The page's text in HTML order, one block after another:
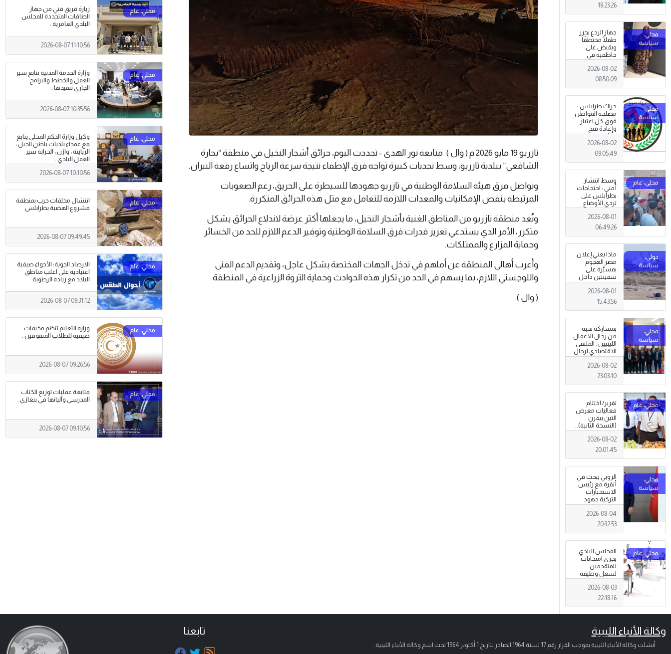
18:23:26
جهاز الردع يحرر
طفلًا مختطفًا
ويقبض على
خاطفيه في
طرابلس
2026-08-02
08:50:09
حراك طرابلس :
مصلحة المواطن
فوق كل اعتبار
وإعادة فتح
المؤسسات
جاءت استجابةً
للإرادة الشعبية
2026-08-02
09:05:49
وسط انتشار
أمني : احتجاجات
بطرابلس على
تردي الأوضاع
المعيشية وتدني
الخدمات العامة .
2026-08-01
06:49:26
ماذا يعني إعلان
مصر الهجوم
بمسيّرة على
سفينتين داخل
ميناء دمياط؟
(قراءة تحليلية)
2026-08-01
15:43:56
بمشاركة نخبة
من رجال الاعمال
الليبيين : الملتقى
الاقتصادي لرجال
الاعمال 2026
تبدأ فعاليات
بمدينة سرت .
2026-08-02
23:03:10
تقرير/ اختتام
فعاليات معرض
التين بيفرن
(النسخة الثانية)..
تظاهرة وطنية
وصمود
للمزارعين في
2026-08-02
20:01:45
الزوبي يبحث في
أنقرة مع رئيس
الاستخبارات
التركية جهود
توحيد المؤسسة
العسكرية على
أسس مهنية
2026-08-04
20:32:53
المجلس البلدي
يجري امتحانات
للمتقدمين
لشغل وظيفة
مختار محلة .
2026-08-03
22:18:16
تازربو 19 مايو 2026 م ( وال ) متابعة نور الهدى - تجددت اليوم، حرائق أشجار النخيل في منطقة “بحارة
الشافعي” ببلدية تازربو، وسط تحديات كبيرة تواجه فرق الإطفاء نتيجة سرعة الرياح واتساع رقعة النيران.
وتواصل فرق هيئة السلامة الوطنية في تازربو جهودها للسيطرة على الحريق، رغم الصعوبات
المرتبطة بنقص الإمكانيات والمعدات اللازمة للتعامل مع مثل هذه الحرائق المتكررة.
وتُعد منطقة تازربو من المناطق الغنية بأشجار النخيل، ما يجعلها أكثر عرضة لاندلاع الحرائق بشكل
متكرر، الأمر الذي يستدعي تعزيز قدرات فرق السلامة الوطنية وتوفير الدعم اللازم للحد من الخسائر
وحماية المزارع والممتلكات.
وأعرب أهالي المنطقة عن أملهم في تدخل الجهات المختصة بشكل عاجل، وتقديم الدعم الفني
واللوجستي اللازم، بما يسهم في الحد من تكرار هذه الحوادث وحماية الثروة الزراعية في المنطقة.
( وال )
زيارة فريق فني من جهاز
الطاقات المتجددة للمجلس
البلدي العامرية .
2026-08-07 11:10:56
وزارة الخدمة المدنية تتابع سير
العمل والخطط والبرامج
الجاري تنفيذها .
2026-08-07 10:35:56
وكيل وزارة الحكم المحلي يتابع
مع عمداء بلديات باطن الجبل ،
الرياينة ، وازن ، الحرابة سير
العمل البلدي .
2026-08-07 10:10:56
انتشال مخلفات حرب بمنطقة
مشروع الهضبة بطرابلس
2026-08-07 09:49:45
الارصاد الجوية: الأجواء صيفية
اعتيادية على اغلب مناطق
البلاد مع زيادة الرطوبة
2026-08-07 09:31:12
وزارة التعليم تنظم مخيمات
صيفية للطلاب المتفوقين .
2026-08-07 09:26:56
متابعة عمليات توزيع الكتاب
المدرسي وآلياتها في بنغازي .
2026-08-07 09:10:56
وكالة الأنباء الليبية
أنشئت وكالة الأنباء الليبية بموجب القرار رقم 17 لسنة 1964 الصادر بتاريخ 1 أكتوبر 1964 تحت اسم وكالة الأنباء الليبية .
تابعنا